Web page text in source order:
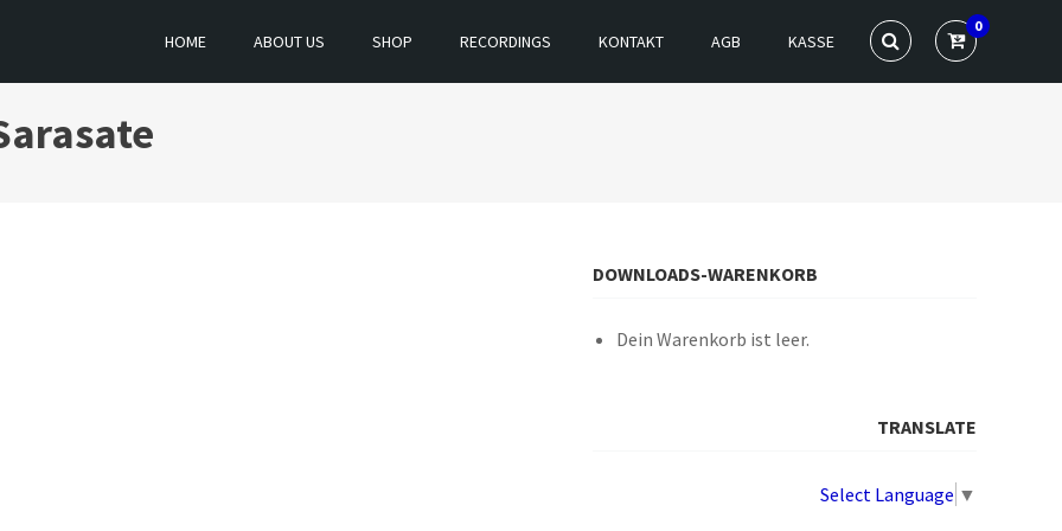
HOME ABOUT US SHOP RECORDINGS KONTAKT AGB KASSE
0
DOWNLOADS-WARENKORB
Dein Warenkorb ist leer.
TRANSLATE
Select Language ▼